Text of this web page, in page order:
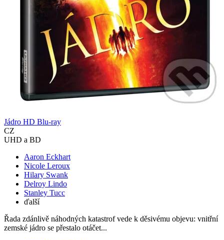
Jádro HD Blu-ray
CZ
UHD a BD
Aaron Eckhart
Nicole Leroux
Hilary Swank
Delroy Lindo
Stanley Tucc
ďalší
Řada zdánlivě náhodných katastrof vede k děsivému objevu: vnitřní
zemské jádro se přestalo otáčet...